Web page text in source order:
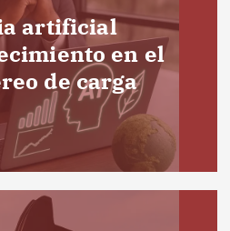
artificial
en el
de carga